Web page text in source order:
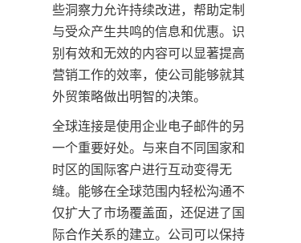
些洞察力允许持续改进，帮助定制
与受众产生共鸣的信息和优惠。识
别有效和无效的内容可以显著提高
营销工作的效率，使公司能够就其
外贸策略做出明智的决策。
全球连接是使用企业电子邮件的另
一个重要好处。与来自不同国家和
时区的国际客户进行互动变得无
缝。能够在全球范围内轻松沟通不
仅扩大了市场覆盖面，还促进了国
际合作关系的建立。公司可以保持